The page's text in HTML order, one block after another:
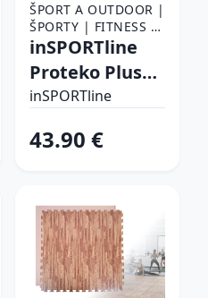
ŠPORT A OUTDOOR |
ŠPORTY | FITNESS |
POMÔCKY NA
PODLOŽKY NA
CVIČENIE
inSPORTline
Proteko Plus
100x100x2 cm
inSPORTline
43.90 €